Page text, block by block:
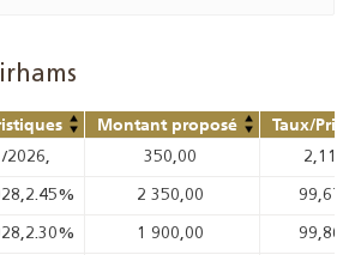
Montant proposé Taux/
2026, 350,00 2,11
2 350,00
1 900,00